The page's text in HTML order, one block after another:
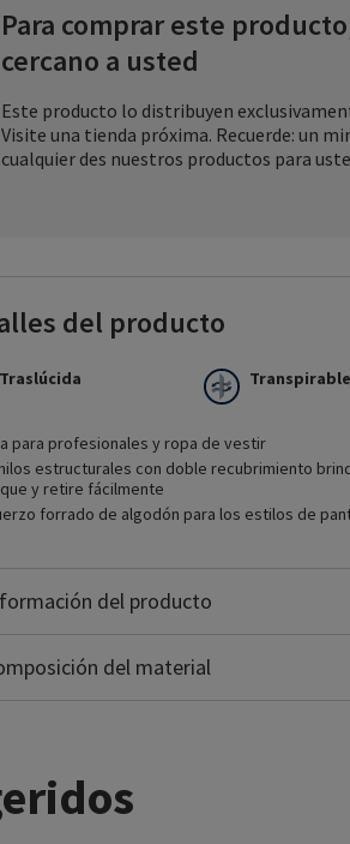
Para comprar este
cercano a usted
Este producto lo distribuyen
Visite una tienda próxima. Recuerde: un
cualquier des nuestros productos para
del producto
Traslúcida Transpirable
para profesionales y ropa de vestir
estructurales con doble recubrimiento
y retire fácilmente
forrado de algodón para los estilos de
del producto
Prenda apropiada para
Control de las etapas iniciales de la enfermedad
Uso previo y posterior a un tratamiento venoso
del material
Nylon: 65%